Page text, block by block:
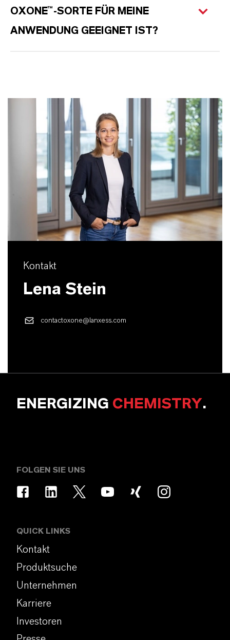
XONE™-SORTE FÜR MEINE A
NWENDUNG GEEIGNET IST?
Kontakt
Lena Stein
contactoxone@lanxess.com
ENERGIZING CHEMISTRY.
FOLGEN SIE UNS
QUICK LINKS
Kontakt
Produktsuche
Unternehmen
Karriere
Investoren